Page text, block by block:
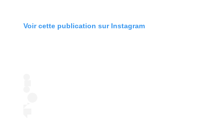
Voir cette publication sur Instagram